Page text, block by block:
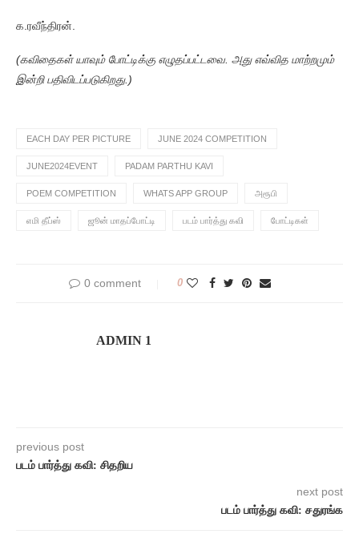
க.ரவீந்திரன்.
(கவிதைகள் யாவும் போட்டிக்கு எழுதப்பட்டவை. அது எவ்வித மாற்றமும்
இன்றி பதிவிடப்படுகிறது.)
EACH DAY PER PICTURE JUNE 2024 COMPETITION
JUNE2024EVENT PADAM PARTHU KAVI
POEM COMPETITION WHATS APP GROUP அரூபி
எமி தீப்ஸ் ஜூன் மாதப்போட்டி படம் பார்த்து கவி போட்டிகள்
0 comment 0
ADMIN 1
previous post
படம் பார்த்து கவி: சிதறிய
next post
படம் பார்த்து கவி: சதுரங்க